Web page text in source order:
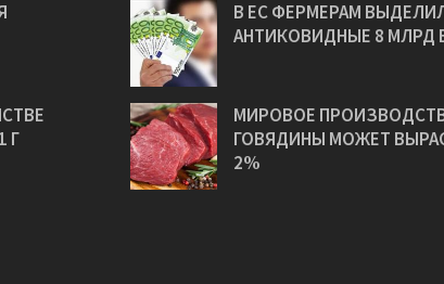
Г
В ЕС ФЕРМЕРАМ
АНТИКОВИДНЫЕ 8 МЛРД
МИРОВОЕ
ГОВЯДИНЫ МОЖЕТ
2%